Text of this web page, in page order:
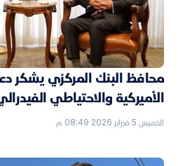
محافظ البنك المركزي يشكر
الأميركية والاحتياطي
الخميس 5 فبراير 2026 08:49 م